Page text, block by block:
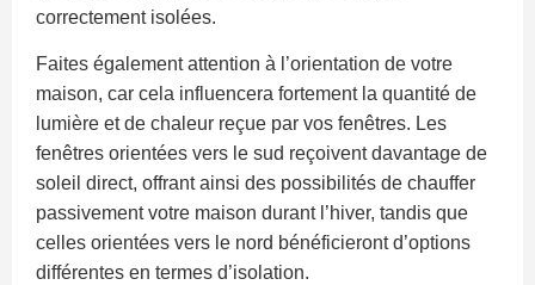
correctement isolées.
Faites également attention à l’orientation de votre
maison, car cela influencera fortement la quantité de
lumière et de chaleur reçue par vos fenêtres. Les
fenêtres orientées vers le sud reçoivent davantage de
soleil direct, offrant ainsi des possibilités de chauffer
passivement votre maison durant l’hiver, tandis que
celles orientées vers le nord bénéficieront d’options
différentes en termes d’isolation.